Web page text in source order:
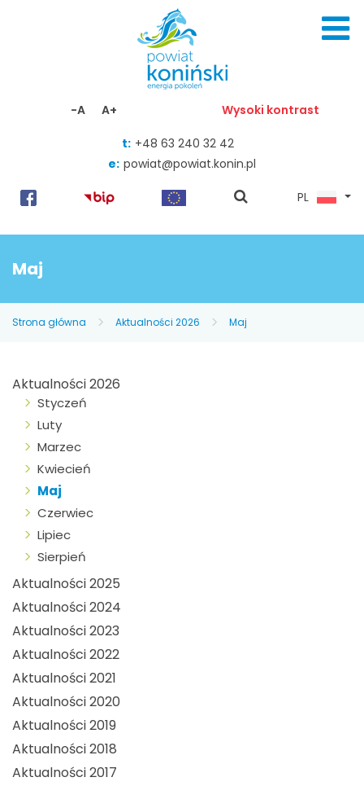
-A A+ Wysoki kontrast
t: +48 63 240 32 42
e: powiat@powiat.konin.pl
pokaż
PL
Maj
Strona główna Aktualności 2026 Maj
Aktualności 2026
Styczeń
Luty
Marzec
Kwiecień
Maj
Czerwiec
Lipiec
Sierpień
Aktualności 2025
Aktualności 2024
Aktualności 2023
Aktualności 2022
Aktualności 2021
Aktualności 2020
Aktualności 2019
Aktualności 2018
Aktualności 2017